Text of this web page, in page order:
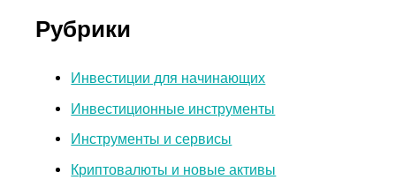
Рубрики
Инвестиции для начинающих
Инвестиционные инструменты
Инструменты и сервисы
Криптовалюты и новые активы